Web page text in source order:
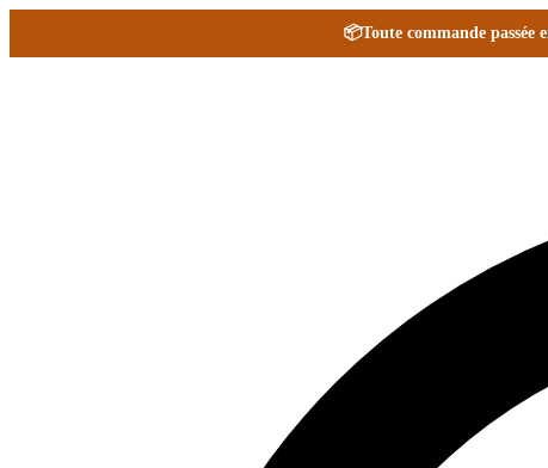
📦Toute commande passée